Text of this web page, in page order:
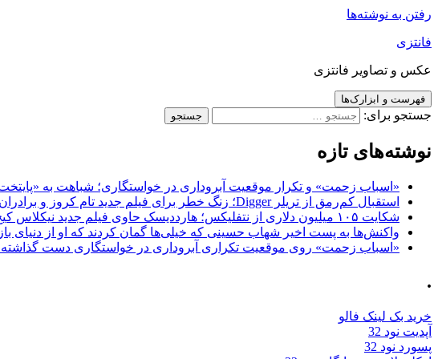
رفتن به نوشته‌ها
فانتزی
عکس و تصاویر فانتزی
فهرست و ابزارک‌ها
جستجو برای:
نوشته‌های تازه
«اسباب زحمت» و تکرار موقعیت آبروداری در خواستگاری؛ شباهت به «پایتخت7» و چرخش بر مدار
استقبال کم‌رمق از تریلر Digger؛ زنگ خطر برای فیلم جدید تام کروز و برادران وارنر
شکایت ۱۰۵ میلیون دلاری از نتفلیکس؛ هارددیسک حاوی فیلم جدید نیکلاس کیج به سرقت رفت
واکنش‌ها به پست اخیر شهاب حسینی که خیلی‌ها گمان کردند که او از دنیای
«اسباب زحمت» روی موقعیت تکراری آبروداری در خواستگاری دست گذاشته دقیقا مثل
.
خرید بک لینک فالو
آپدیت نود 32
پسورد نود 32